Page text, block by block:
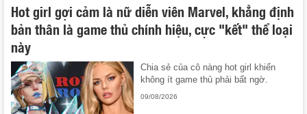
Hot girl gợi cảm là nữ diễn viên Marvel, khẳng định
bản thân là game thủ chính hiệu, cực "kết" thể loại
này
Chia sẻ của cô nàng hot girl khiến
không ít game thủ phải bất ngờ.
09/08/2026